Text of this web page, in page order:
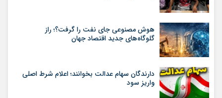
هوش مصنوعی جای نفت را گرفت؟؛ راز
گلوگاه‌های جدید اقتصاد جهان
دارندگان سهام عدالت بخوانند؛ اعلام شرط اصلی
واریز سود